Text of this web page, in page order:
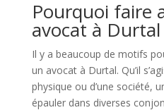
Pourquoi faire
avocat à Durtal
Il y a beaucoup de motifs
un avocat à Durtal. Qu’il
physique ou d’une société,
épauler dans diverses